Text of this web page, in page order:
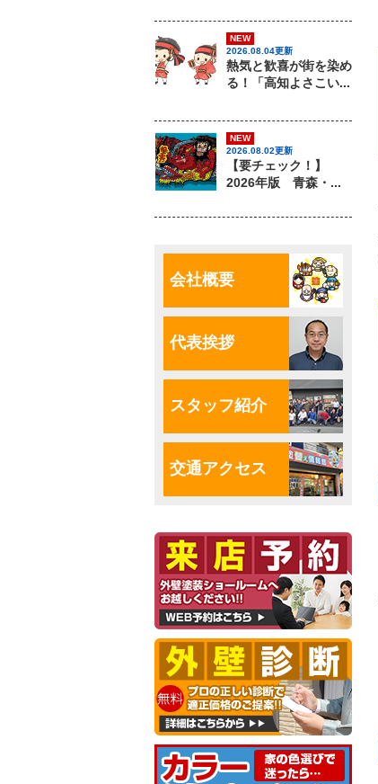
NEW
2026.08.04更新
熱気と歓喜が街を染め
る！「高知よさこい...
NEW
2026.08.02更新
【要チェック！】
2026年版 青森・...
会社概要
代表挨拶
スタッフ紹介
交通アクセス